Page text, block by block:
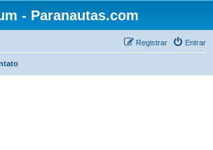
- Paranautas.com
Entrar
Registrar